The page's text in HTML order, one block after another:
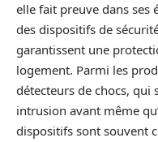
elle fait preuve dans ses
des dispositifs de
garantissent une
logement. Parmi les
détecteurs de chocs, qui
intrusion avant même
dispositifs sont souvent